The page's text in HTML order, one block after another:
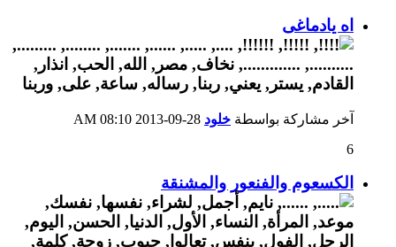
اه يادماغى
آخر مشاركة بواسطة خلود
08:10 AM
6
الكسعوم والفنعور والمشنقة